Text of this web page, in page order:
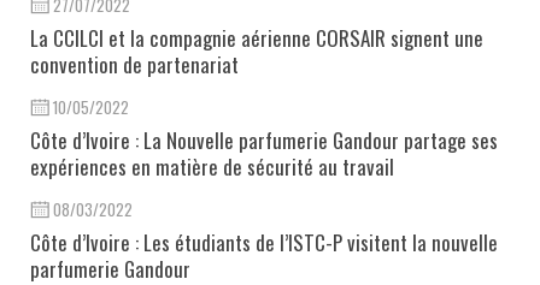
La CCILCI et la compagnie aérienne CORSAIR signent une
convention de partenariat
10/05/2022
Côte d’Ivoire : La Nouvelle parfumerie Gandour partage ses
expériences en matière de sécurité au travail
08/03/2022
Côte d’Ivoire : Les étudiants de l’ISTC-P visitent la nouvelle
parfumerie Gandour